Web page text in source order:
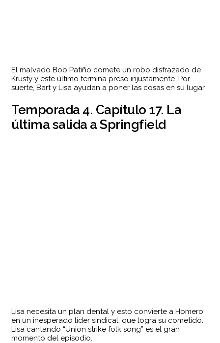
El malvado Bob Patiño comete un robo disfrazado de
Krusty y este último termina preso injustamente. Por
suerte, Bart y Lisa ayudan a poner las cosas en su lugar.
Temporada 4. Capítulo 17. La
última salida a Springfield
Lisa necesita un plan dental y esto convierte a Homero
en un inesperado líder sindical, que logra su cometido.
Lisa cantando “Union strike folk song” es el gran
momento del episodio.